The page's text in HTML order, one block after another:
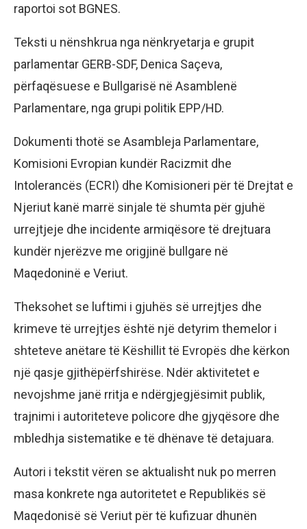
raportoi sot BGNES.
Teksti u nënshkrua nga nënkryetarja e grupit
parlamentar GERB-SDF, Denica Saçeva,
përfaqësuese e Bullgarisë në Asamblenë
Parlamentare, nga grupi politik EPP/HD.
Dokumenti thotë se Asambleja Parlamentare,
Komisioni Evropian kundër Racizmit dhe
Intolerancës (ECRI) dhe Komisioneri për të Drejtat e
Njeriut kanë marrë sinjale të shumta për gjuhë
urrejtjeje dhe incidente armiqësore të drejtuara
kundër njerëzve me origjinë bullgare në
Maqedoninë e Veriut.
Theksohet se luftimi i gjuhës së urrejtjes dhe
krimeve të urrejtjes është një detyrim themelor i
shteteve anëtare të Këshillit të Evropës dhe kërkon
një qasje gjithëpërfshirëse. Ndër aktivitetet e
nevojshme janë rritja e ndërgjegjësimit publik,
trajnimi i autoriteteve policore dhe gjyqësore dhe
mbledhja sistematike e të dhënave të detajuara.
Autori i tekstit vëren se aktualisht nuk po merren
masa konkrete nga autoritetet e Republikës së
Maqedonisë së Veriut për të kufizuar dhunën